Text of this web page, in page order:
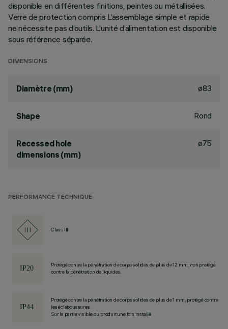
disponible en différentes finitions, peintes ou métallisées.
Verre de protection compris L’assemblage simple et rapide
ne nécessite pas d’outils. L’unité d’alimentation est disponible
sous référence séparée.
DIMENSIONS
Diamètre (mm) ø83
Shape Rond
Recessed hole
dimensions (mm)
ø75
PERFORMANCE TECHNIQUE
Class III
Protégé contre la pénétration de corps solides de plus de 12 mm, non protégé
contre la pénétration de liquides.
Protégé contre la pénétration de corps solides de plus de 1 mm, protégé contre
les éclaboussures.
Sur la partie visible du produit une fois installé